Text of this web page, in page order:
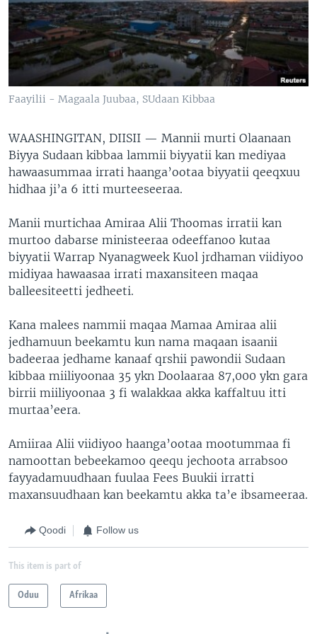
Faayilii - Magaala Juubaa, SUdaan Kibbaa
WAASHINGITAN, DIISII — Mannii murti Olaanaan
Biyya Sudaan kibbaa lammii biyyatii kan mediyaa
hawaasummaa irrati haanga’ootaa biyyatii qeeqxuu
hidhaa ji’a 6 itti murteeseeraa.
Manii murtichaa Amiraa Alii Thoomas irratii kan
murtoo dabarse ministeeraa odeeffanoo kutaa
biyyatii Warrap Nyanagweek Kuol jrdhaman viidiyoo
midiyaa hawaasaa irrati maxansiteen maqaa
balleesiteetti jedheeti.
Kana malees nammii maqaa Mamaa Amiraa alii
jedhamuun beekamtu kun nama maqaan isaanii
badeeraa jedhame kanaaf qrshii pawondii Sudaan
kibbaa miiliyoonaa 35 ykn Doolaaraa 87,000 ykn gara
birrii miiliyoonaa 3 fi walakkaa akka kaffaltuu itti
murtaa’eera.
Amiiraa Alii viidiyoo haanga’ootaa mootummaa fi
namoottan bebeekamoo qeequ jechoota arrabsoo
fayyadamuudhaan fuulaa Fees Buukii irratti
maxansuudhaan kan beekamtu akka ta’e ibsameeraa.
Qoodi Follow us
This item is part of
Oduu Afrikaa